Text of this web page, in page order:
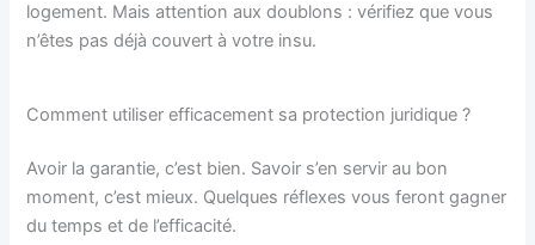
logement. Mais attention aux doublons : vérifiez que vous
n’êtes pas déjà couvert à votre insu.
Comment utiliser efficacement sa protection juridique ?
Avoir la garantie, c’est bien. Savoir s’en servir au bon
moment, c’est mieux. Quelques réflexes vous feront gagner
du temps et de l’efficacité.